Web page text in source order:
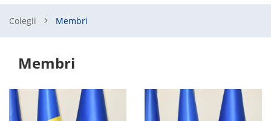
Colegii Membri
Membri